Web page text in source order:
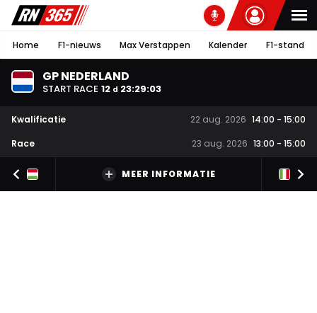
Home F1-nieuws Max Verstappen Kalender F1-stand
GP NEDERLAND
START RACE 12 d 23:29:03
Kwalificatie 22 aug. 2026 14:00 - 15:00
Race
23 aug. 2026 13:00 - 15:00
MEER INFORMATIE